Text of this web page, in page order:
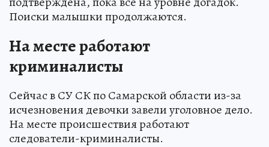
Поиски малышки продолжаются.
На месте работают
криминалисты
Сейчас в СУ СК по Самарской области из-за
исчезновения девочки завели уголовное дело.
На месте происшествия работают
следователи-криминалисты.